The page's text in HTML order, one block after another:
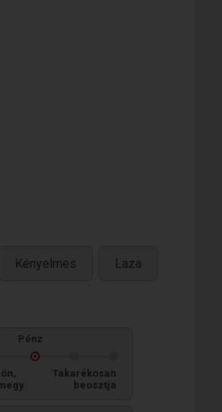
Kényelmes Laza
Pénz
Takarékosan
beosztja